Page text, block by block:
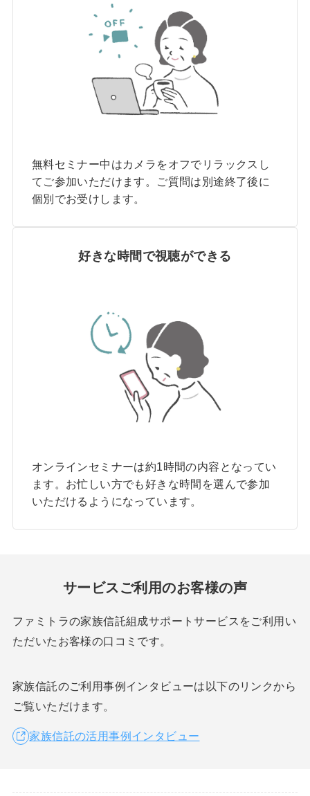
無料セミナー中はカメラをオフでリラックスし
てご参加いただけます。ご質問は別途終了後に
個別でお受けします。
好きな時間で視聴ができる
オンラインセミナーは約1時間の内容となってい
ます。お忙しい方でも好きな時間を選んで参加
いただけるようになっています。
サービスご利用のお客様の声
ファミトラの家族信託組成サポートサービスをご利用い
ただいたお客様の口コミです。
家族信託のご利用事例インタビューは以下のリンクから
ご覧いただけます。
家族信託の活用事例インタビュー